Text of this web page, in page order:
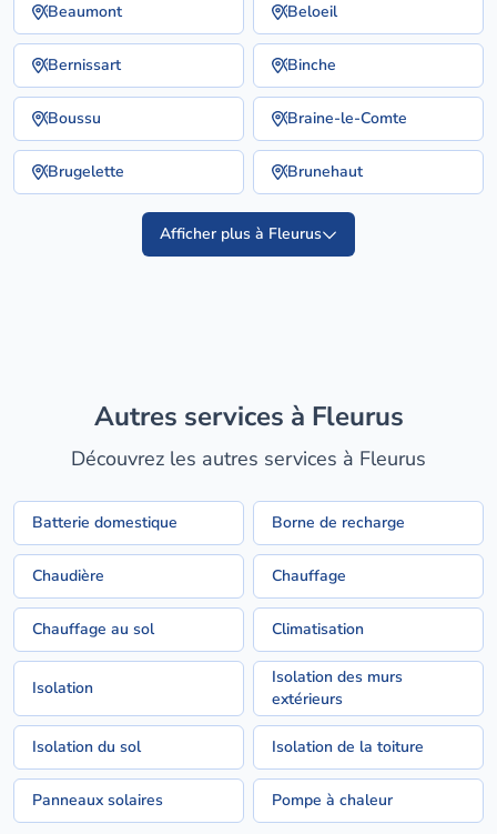
Beaumont Beloeil
Bernissart Binche
Boussu Braine-le-Comte
Brugelette Brunehaut
Afficher plus à Fleurus
Autres services à Fleurus
Découvrez les autres services à Fleurus
Batterie domestique Borne de recharge
Chaudière Chauffage
Chauffage au sol Climatisation
Isolation
Isolation des murs
extérieurs
Isolation du sol Isolation de la toiture
Panneaux solaires Pompe à chaleur